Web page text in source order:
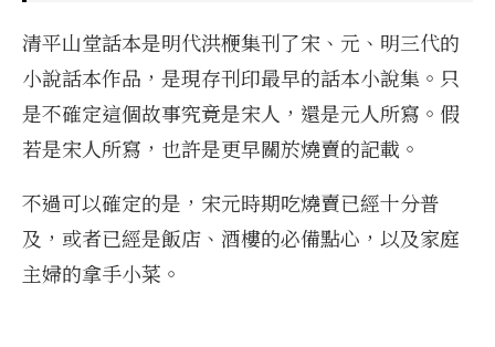
清平山堂話本是明代洪楩集刊了宋、元、明三代的
小說話本作品，是現存刊印最早的話本小說集。只
是不確定這個故事究竟是宋人，還是元人所寫。假
若是宋人所寫，也許是更早關於燒賣的記載。
不過可以確定的是，宋元時期吃燒賣已經十分普
及，或者已經是飯店、酒樓的必備點心，以及家庭
主婦的拿手小菜。